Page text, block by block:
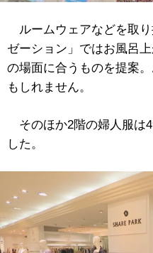
ルームウェアなどを取
ゼーション」ではお風呂
の場面に合うものを提案
もしれません。
そのほか2階の婦人服は
した。